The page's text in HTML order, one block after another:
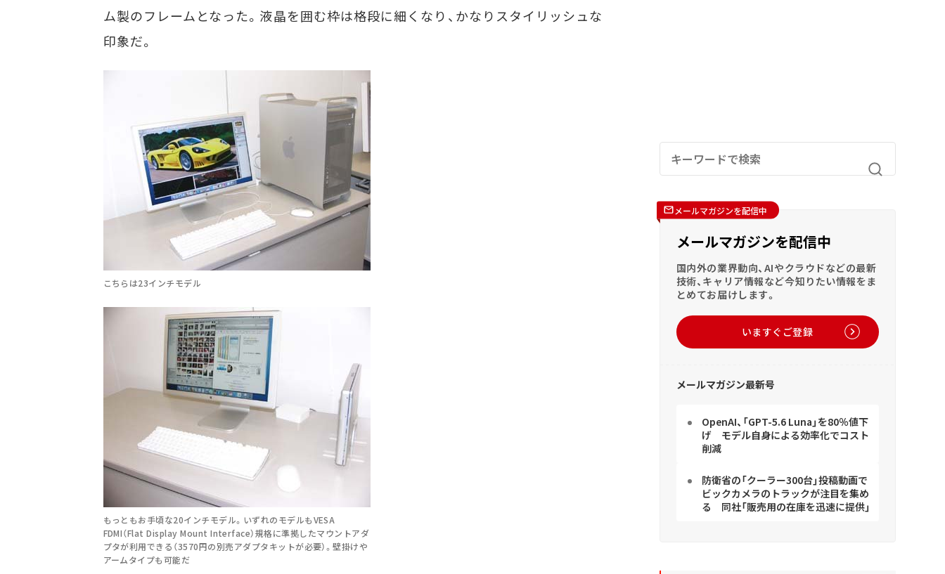
ム製のフレームとなった。液晶を囲む枠は格段に細くなり、かなりスタイリッシュな
印象だ。
こちらは23インチモデル
もっともお手頃な20インチモデル。いずれのモデルもVESA
FDMI（Flat Display Mount Interface）規格に準拠したマウントアダ
プタが利用できる（3570円の別売アダプタキットが必要）。壁掛けや
アームタイプも可能だ
メールマガジンを配信中
メールマガジンを配信中
国内外の業界動向、AIやクラウドなどの最新
技術、キャリア情報など今知りたい情報をま
とめてお届けします。
いますぐご登録
メールマガジン最新号
OpenAI、「GPT-5.6 Luna」を80％値下
げ モデル自身による効率化でコスト
削減
防衛省の「クーラー300台」投稿動画で
ビックカメラのトラックが注目を集め
る 同社「販売用の在庫を迅速に提供」